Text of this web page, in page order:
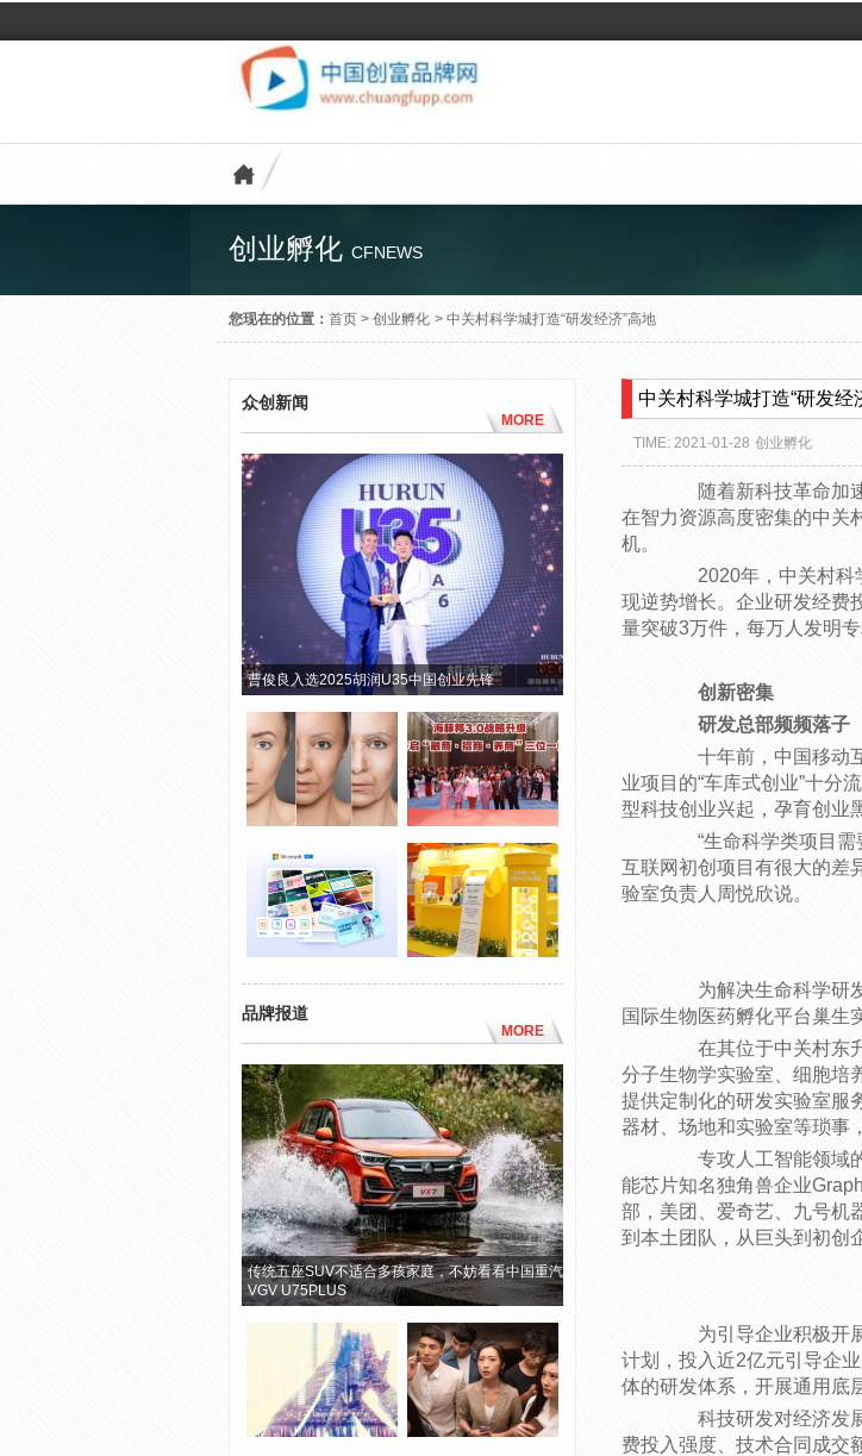
创业孵化 CFNEWS
您现在的位置： 首页 > 创业孵化 > 中关村科学城打造“研发经济”高地
众创新闻
MORE
曹俊良入选2025胡润U35中国创业先锋
品牌报道
MORE
传统五座SUV不适合多孩家庭，不妨看看中国重汽
VGV U75PLUS
中关村科学城打造“研发经
TIME: 2021-01-28 创业孵化
随着新科技革命加速
在智力资源高度密集的中关
机。
2020年，中关村科学
现逆势增长。企业研发经费
量突破3万件，每万人发明专
创新密集
研发总部频频落子
十年前，中国移动互
业项目的“车库式创业”十分
型科技创业兴起，孕育创业
“生命科学类项目需
互联网初创项目有很大的差
验室负责人周悦欣说。
为解决生命科学研发
国际生物医药孵化平台巢生
在其位于中关村东升
分子生物学实验室、细胞培
提供定制化的研发实验室服
器材、场地和实验室等琐事
专攻人工智能领域的
能芯片知名独角兽企业
部，美团、爱奇艺、九号
到本土团队，从巨头到初创
(
为引导企业积极开展
计划，投入近2亿元引导企
体的研发体系，开展通用底
科技研发对经济发展
费投入强度、技术合同成交